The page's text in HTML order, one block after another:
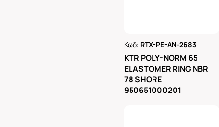
Κωδ: RTX-PE-AN-2683
KTR POLY-NORM 65
ELASTOMER RING NBR
78 SHORE
950651000201